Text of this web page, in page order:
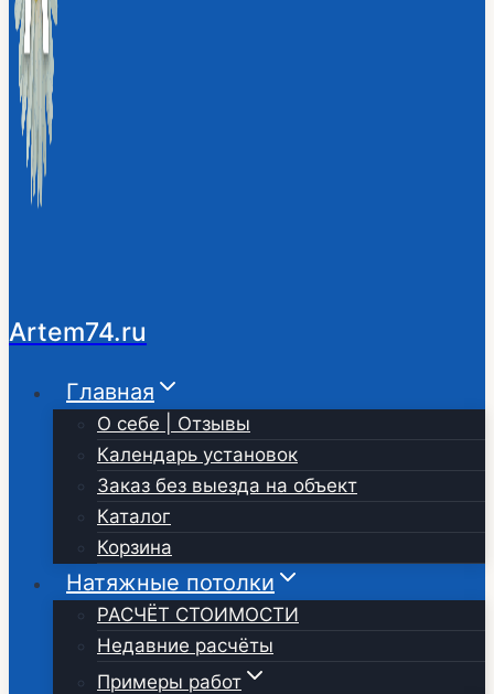
Artem74.ru
Главная
О себе | Отзывы
Календарь установок
Заказ без выезда на объект
Каталог
Корзина
Натяжные потолки
РАСЧЁТ СТОИМОСТИ
Недавние расчёты
Примеры работ